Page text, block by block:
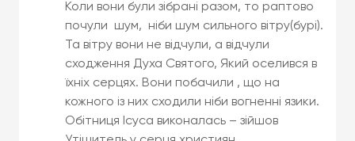
Коли вони були зібрані разом, то раптово
почули шум, ніби шум сильного вітру(бурі).
Та вітру вони не відчули, а відчули
сходження Духа Святого, Який оселився в
їхніх серцях. Вони побачили , що на
кожного із них сходили ніби вогненні язики.
Обітниця Ісуса виконалась – зійшов